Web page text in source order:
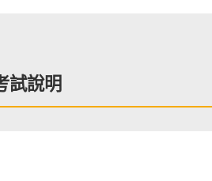
試說明